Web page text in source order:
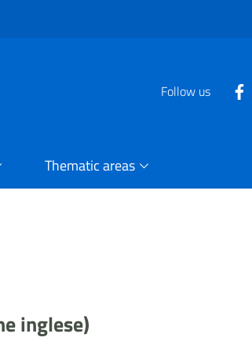
Follow us
Thematic areas
inglese)